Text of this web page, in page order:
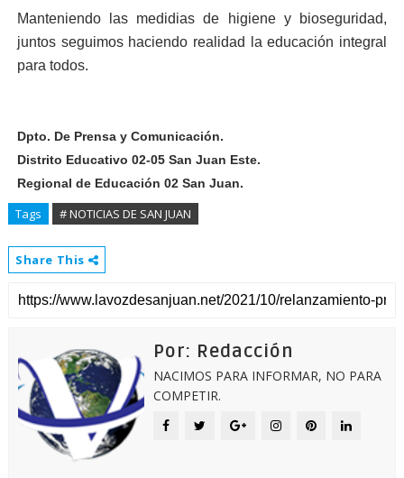
Manteniendo las medidias de higiene y bioseguridad,
juntos seguimos haciendo realidad la educación integral
para todos.
Dpto. De Prensa y Comunicación.
Distrito Educativo 02-05 San Juan Este.
Regional de Educación 02 San Juan.
Tags # NOTICIAS DE SAN JUAN
Share This
Por: Redacción
NACIMOS PARA INFORMAR, NO PARA
COMPETIR.